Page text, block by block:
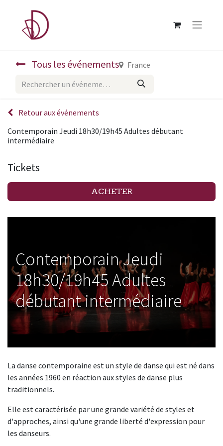
Tous les événements France
Retour aux événements
Contemporain Jeudi 18h30/19h45 Adultes débutant
intermédiaire
Tickets
ACHETER
Contemporain Jeudi
18h30/19h45 Adultes
débutant intermédiaire
La danse contemporaine est un style de danse qui est né dans
les années 1960 en réaction aux styles de danse plus
traditionnels.
Elle est caractérisée par une grande variété de styles et
d'approches, ainsi qu'une grande liberté d'expression pour
les danseurs. ​